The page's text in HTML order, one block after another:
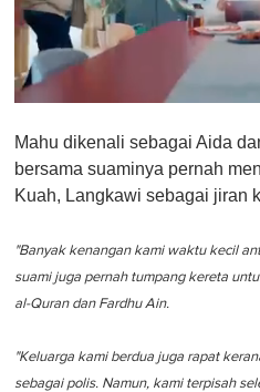
e
c
n
o
f
m
u
t
Mahu dikenali sebagai Aida
bersama suaminya pernah
Kuah, Langkawi sebagai jiran
"Banyak kenangan kami waktu kecil
suami juga pernah tumpang kereta
al-Quran dan Fardhu Ain.
"Keluarga kami berdua juga rapat
sebagai polis. Namun, kami terpisah